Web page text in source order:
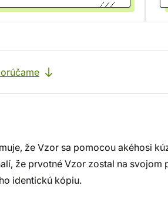
že Vzor sa pomocou akéhosi
že prvotné Vzor zostal na svojom
identickú kópiu.